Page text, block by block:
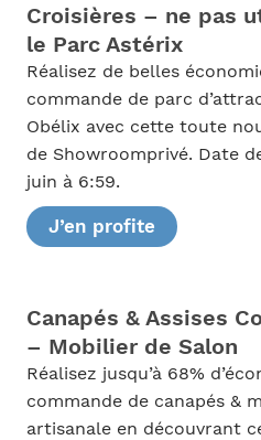
Croisières – ne pas
le Parc Astérix
Réalisez de belles
commande de parc
Obélix avec cette toute
de Showroomprivé. Date
juin à 6:59.
J’en profite
Canapés & Assises
– Mobilier de Salon
Réalisez jusqu’à 68%
commande de canapés &
artisanale en découvrant